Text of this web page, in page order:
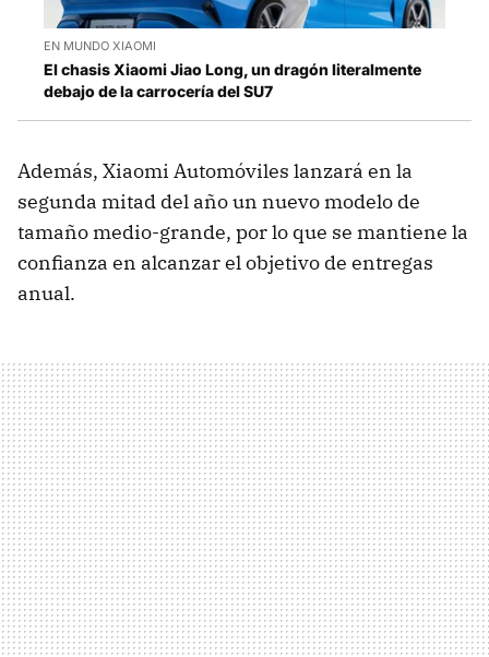
EN MUNDO XIAOMI
El chasis Xiaomi Jiao Long, un dragón literalmente
debajo de la carrocería del SU7
Además, Xiaomi Automóviles lanzará en la
segunda mitad del año un nuevo modelo de
tamaño medio-grande, por lo que se mantiene la
confianza en alcanzar el objetivo de entregas
anual.